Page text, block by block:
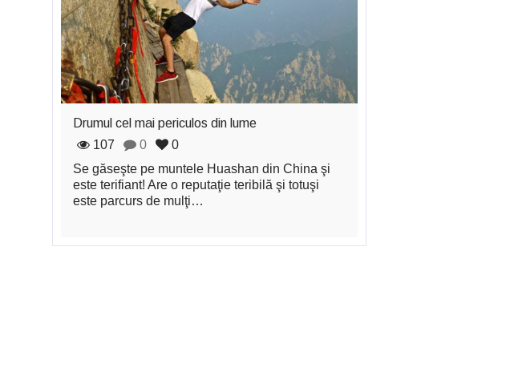
Drumul cel mai periculos din lume
107
0
0
Se găseşte pe muntele Huashan din China şi
este terifiant! Are o reputaţie teribilă şi totuşi
este parcurs de mulţi…